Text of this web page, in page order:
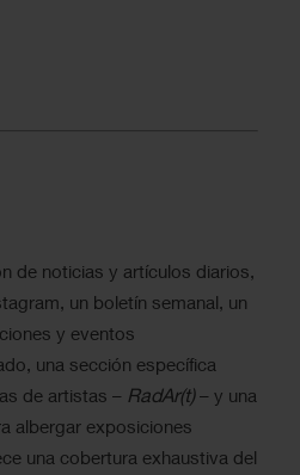
de noticias y artículos diarios,
un boletín semanal, un
y eventos
una sección específica
de artistas – RadAr(t)– y una
albergar exposiciones
una cobertura exhaustiva del